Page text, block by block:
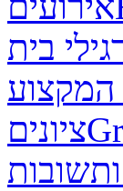
בית
המקצוע
ציונים